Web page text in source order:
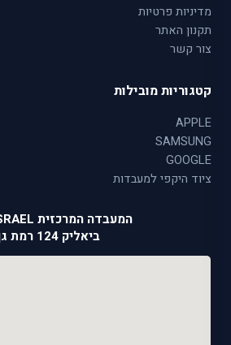
מדיניות פרטיות
תקנון האתר
צור קשר
קטגוריות מובילות
APPLE
SAMSUNG
GOOGLE
ציוד היקפי למעבדות
המעבדה המרכזית TAS ISRAEL
ביאליק 124 רמת גן